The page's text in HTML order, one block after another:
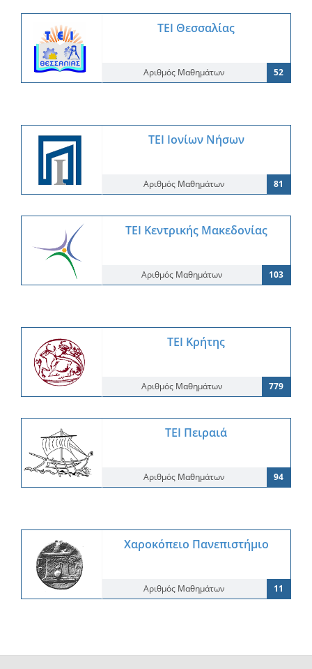
ΤΕΙ Θεσσαλίας
Αριθμός Μαθημάτων 52
ΤΕΙ Ιονίων Νήσων
Αριθμός Μαθημάτων 81
ΤΕΙ Κεντρικής Μακεδονίας
Αριθμός Μαθημάτων 103
ΤΕΙ Κρήτης
Αριθμός Μαθημάτων 779
ΤΕΙ Πειραιά
Αριθμός Μαθημάτων 94
Χαροκόπειο Πανεπιστήμιο
Αριθμός Μαθημάτων 11